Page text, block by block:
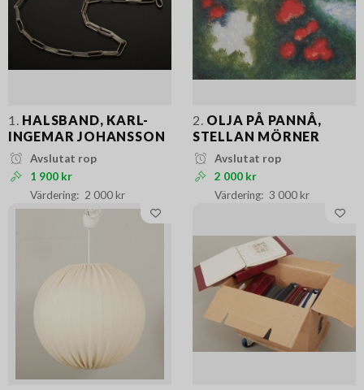
1. HALSBAND, KARL-
INGEMAR JOHANSSON
Avslutat rop
1 900 kr
2 000 kr
2. OLJA PÅ PANNÅ,
STELLAN MÖRNER
Avslutat rop
2 000 kr
3 000 kr